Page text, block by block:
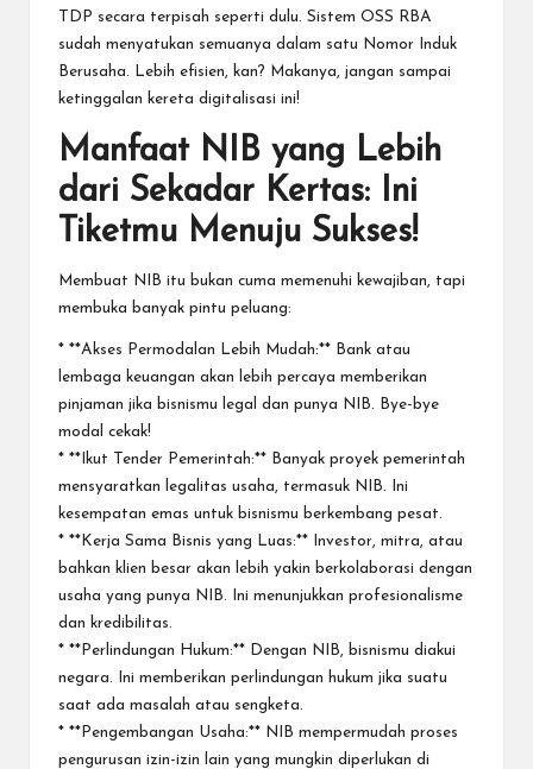
TDP secara terpisah seperti dulu. Sistem OSS RBA
sudah menyatukan semuanya dalam satu Nomor Induk
Berusaha. Lebih efisien, kan? Makanya, jangan sampai
ketinggalan kereta digitalisasi ini!
Manfaat NIB yang Lebih
dari Sekadar Kertas: Ini
Tiketmu Menuju Sukses!
Membuat NIB itu bukan cuma memenuhi kewajiban, tapi
membuka banyak pintu peluang:
* **Akses Permodalan Lebih Mudah:** Bank atau
lembaga keuangan akan lebih percaya memberikan
pinjaman jika bisnismu legal dan punya NIB. Bye-bye
modal cekak!
* **Ikut Tender Pemerintah:** Banyak proyek pemerintah
mensyaratkan legalitas usaha, termasuk NIB. Ini
kesempatan emas untuk bisnismu berkembang pesat.
* **Kerja Sama Bisnis yang Luas:** Investor, mitra, atau
bahkan klien besar akan lebih yakin berkolaborasi dengan
usaha yang punya NIB. Ini menunjukkan profesionalisme
dan kredibilitas.
* **Perlindungan Hukum:** Dengan NIB, bisnismu diakui
negara. Ini memberikan perlindungan hukum jika suatu
saat ada masalah atau sengketa.
* **Pengembangan Usaha:** NIB mempermudah proses
pengurusan izin-izin lain yang mungkin diperlukan di